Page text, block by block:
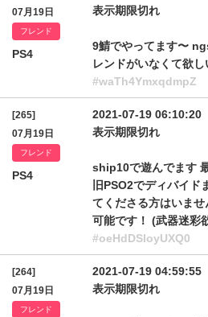
07月19日
フレンド
PS4
表示期限切れ
9鯖でやってます〜
レンドがいなくて欲
#waTh4YmxqdmpZ
[265]
07月19日
フレンド
PS4
2021-07-19 06:10:20
表示期限切れ
ship10で遊んでます
旧PSO2でディバイド
てくださる方はいま
可能です！ (武器迷彩
#oeHdDSloyUXQ0
[264]
07月19日
フレンド
2021-07-19 04:59:55
表示期限切れ